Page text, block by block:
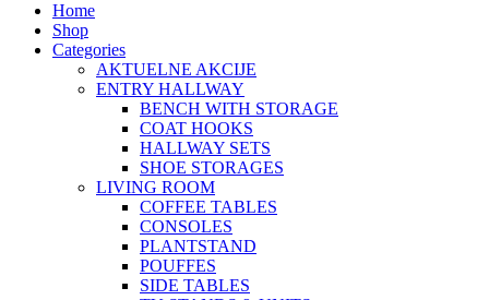
Home
Shop
Categories
AKTUELNE AKCIJE
ENTRY HALLWAY
BENCH WITH STORAGE
COAT HOOKS
HALLWAY SETS
SHOE STORAGES
LIVING ROOM
COFFEE TABLES
CONSOLES
PLANTSTAND
POUFFES
SIDE TABLES